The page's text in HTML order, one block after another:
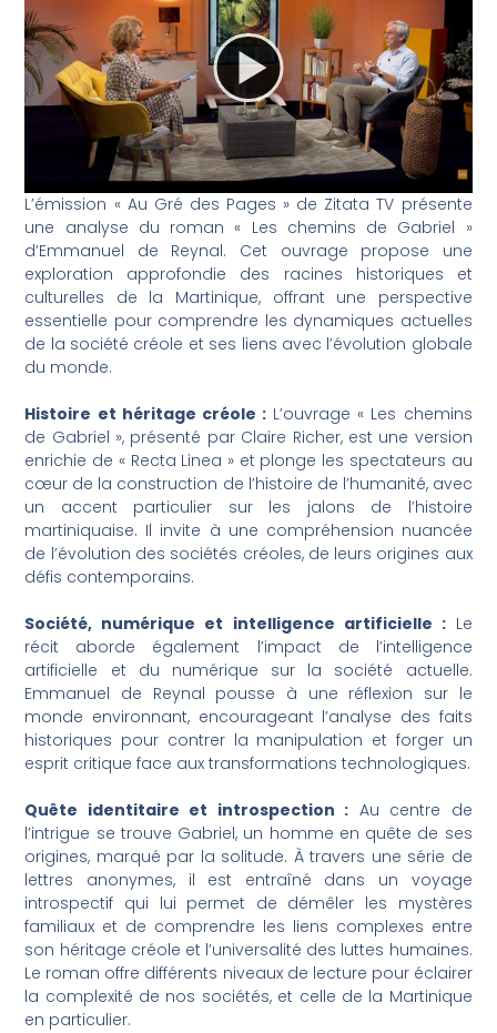
L’émission « Au Gré des Pages » de Zitata TV présente
une analyse du roman « Les chemins de Gabriel »
d’Emmanuel de Reynal. Cet ouvrage propose une
exploration approfondie des racines historiques et
culturelles de la Martinique, offrant une perspective
essentielle pour comprendre les dynamiques actuelles
de la société créole et ses liens avec l’évolution globale
du monde.
Histoire et héritage créole : L’ouvrage « Les chemins
de Gabriel », présenté par Claire Richer, est une version
enrichie de « Recta Linea » et plonge les spectateurs au
cœur de la construction de l’histoire de l’humanité, avec
un accent particulier sur les jalons de l’histoire
martiniquaise. Il invite à une compréhension nuancée
de l’évolution des sociétés créoles, de leurs origines aux
défis contemporains.
Société, numérique et intelligence artificielle :Le
récit aborde également l’impact de l’intelligence
artificielle et du numérique sur la société actuelle.
Emmanuel de Reynal pousse à une réflexion sur le
monde environnant, encourageant l’analyse des faits
historiques pour contrer la manipulation et forger un
esprit critique face aux transformations technologiques.
Quête identitaire et introspection : Au centre de
l’intrigue se trouve Gabriel, un homme en quête de ses
origines, marqué par la solitude. À travers une série de
lettres anonymes, il est entraîné dans un voyage
introspectif qui lui permet de démêler les mystères
familiaux et de comprendre les liens complexes entre
son héritage créole et l’universalité des luttes humaines.
Le roman offre différents niveaux de lecture pour éclairer
la complexité de nos sociétés, et celle de la Martinique
en particulier.